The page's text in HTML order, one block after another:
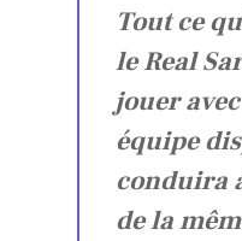
Tout ce
le Real
jouer
équipe
conduira
de la